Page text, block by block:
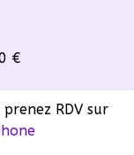
€
prenez RDV sur